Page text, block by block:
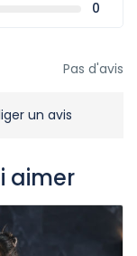
0
Pas d'avis
un avis
aimer